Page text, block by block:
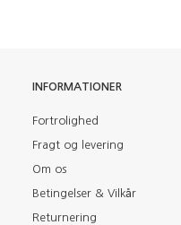
INFORMATIONER
Fortrolighed
Fragt og levering
Om os
Betingelser & Vilkår
Returnering